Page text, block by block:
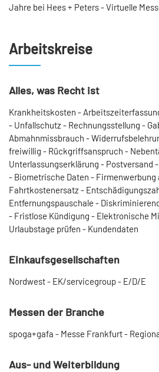
Jahre bei Hees + Peters - Virtuelle
Arbeitskreise
Alles, was Recht ist
Krankheitskosten -
- Unfallschutz - Rechnungsstellung -
Abmahnmissbrauch -
freiwillig - Rückgriffsanspruch -
Unterlassungserklärung - Postversand
- Biometrische Daten - Firmenwerbung
Fahrtkostenersatz -
Entfernungspauschale -
- Fristlose Kündigung - Elektronische
Ur­laubstage prüfen - Kundendaten
Einkaufsgesellschaften
Nordwest - EK/servicegroup - E/D/E
Messen der Branche
spoga+gafa - Messe Frankfurt -
Aus- und Weiterbildung